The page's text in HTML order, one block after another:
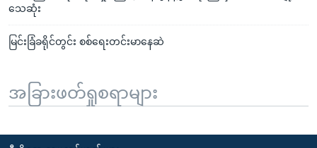
သေဆုံး
မြင်းခြံခရိုင်တွင်း စစ်ရေးတင်းမာနေဆဲ
အခြားဖတ်ရှုစရာများ